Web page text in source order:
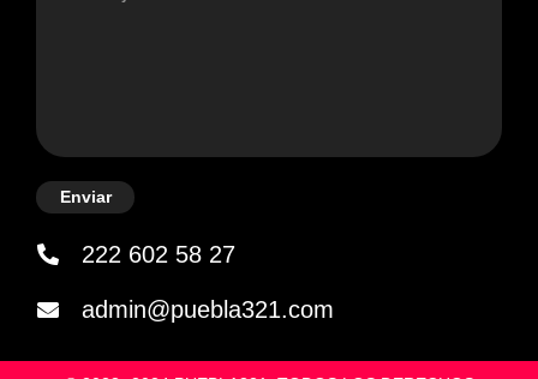
Enviar
222 602 58 27
admin@puebla321.com